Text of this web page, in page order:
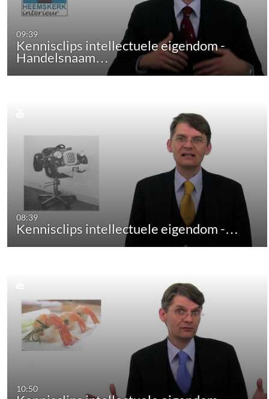
09:39
Kennisclips intellectuele eigendom -
Handelsnaam…
08:39
Kennisclips intellectuele eigendom -…
10:50